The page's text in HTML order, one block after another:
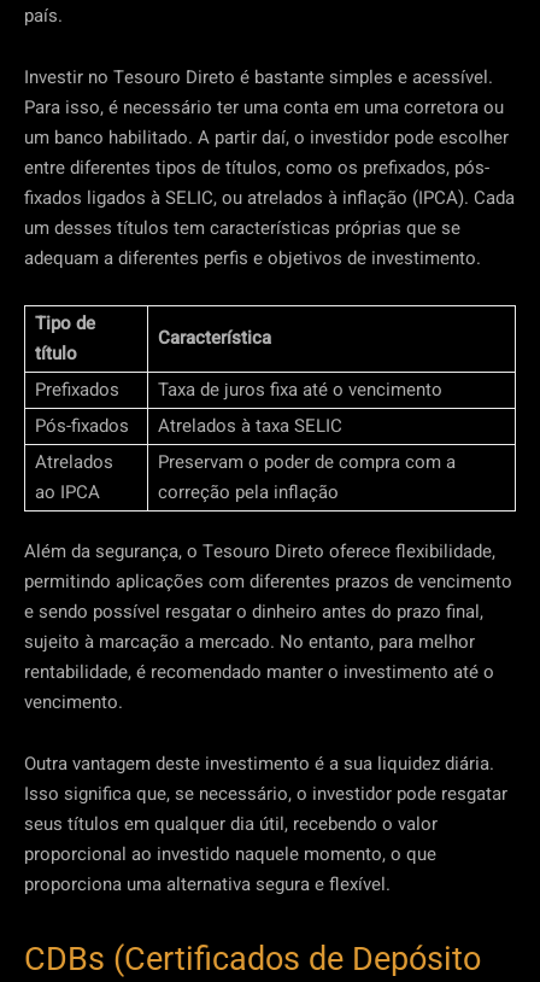
país.
Investir no Tesouro Direto é bastante simples e acessível.
Para isso, é necessário ter uma conta em uma corretora ou
um banco habilitado. A partir daí, o investidor pode escolher
entre diferentes tipos de títulos, como os prefixados, pós-
fixados ligados à SELIC, ou atrelados à inflação (IPCA). Cada
um desses títulos tem características próprias que se
adequam a diferentes perfis e objetivos de investimento.
Tipo de
título
Característica
Prefixados
Taxa de juros fixa até o vencimento
Pós-fixados
Atrelados à taxa SELIC
Atrelados
ao IPCA
Preservam o poder de compra com a
correção pela inflação
Além da segurança, o Tesouro Direto oferece flexibilidade,
permitindo aplicações com diferentes prazos de vencimento
e sendo possível resgatar o dinheiro antes do prazo final,
sujeito à marcação a mercado. No entanto, para melhor
rentabilidade, é recomendado manter o investimento até o
vencimento.
Outra vantagem deste investimento é a sua liquidez diária.
Isso significa que, se necessário, o investidor pode resgatar
seus títulos em qualquer dia útil, recebendo o valor
proporcional ao investido naquele momento, o que
proporciona uma alternativa segura e flexível.
CDBs (Certificados de Depósito